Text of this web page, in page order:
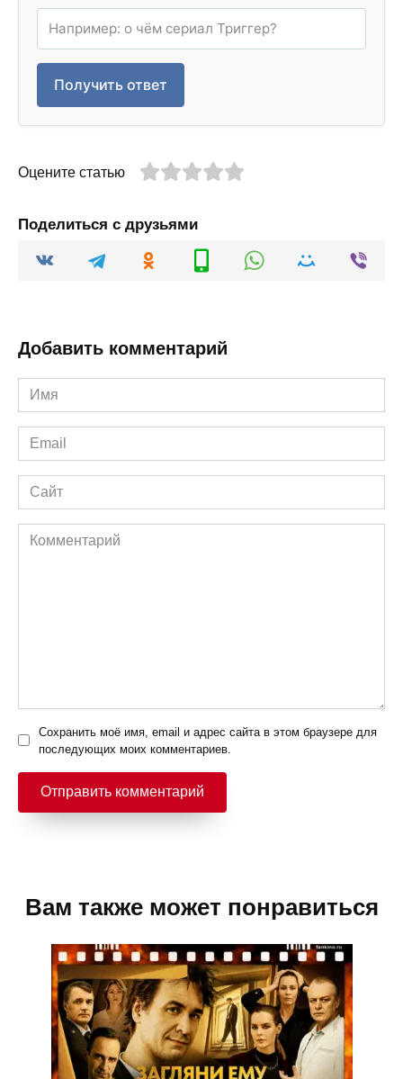
Получить ответ
Оцените статью
Поделиться с друзьями
Добавить комментарий
Имя
*
Email
*
Сайт
Комментарий
Сохранить моё имя, email и адрес сайта в этом браузере для
последующих моих комментариев.
Вам также может понравиться